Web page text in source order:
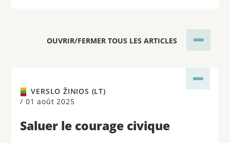
OUVRIR/FERMER TOUS LES ARTICLES
VERSLO ŽINIOS (LT)
/ 01 août 2025
Saluer le courage civique